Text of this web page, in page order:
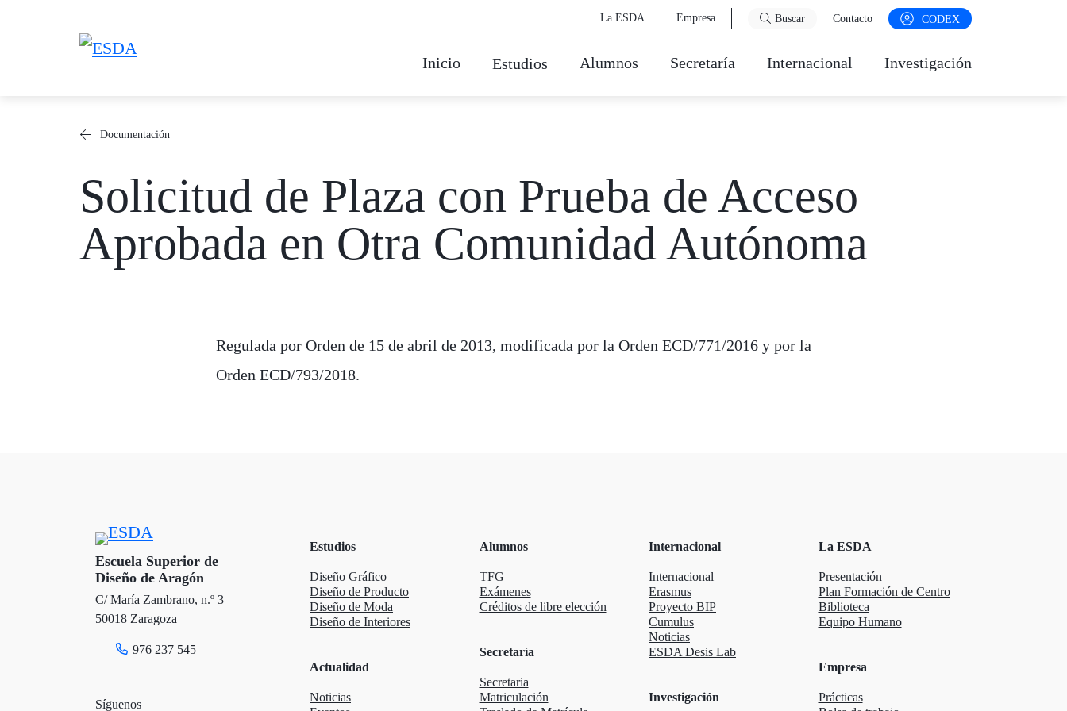
La ESDA Empresa Buscar Contacto CODEX
Inicio Estudios Alumnos Secretaría Internacional Investigación
Documentación
Solicitud de Plaza con Prueba de Acceso
Aprobada en Otra Comunidad Autónoma
Regulada por Orden de 15 de abril de 2013, modificada por la Orden ECD/771/2016 y por la
Orden ECD/793/2018.
Escuela Superior de
Diseño de Aragón
C/ María Zambrano, n.º 3
50018 Zaragoza
976 237 545
Síguenos
Estudios
Diseño Gráfico
Diseño de Producto
Diseño de Moda
Diseño de Interiores
Actualidad
Noticias
Alumnos
TFG
Exámenes
Créditos de libre elección
Secretaría
Secretaria
Matriculación
Internacional
Internacional
Erasmus
Proyecto BIP
Cumulus
Noticias
ESDA Desis Lab
Investigación
La ESDA
Presentación
Plan Formación de Centro
Biblioteca
Equipo Humano
Empresa
Prácticas